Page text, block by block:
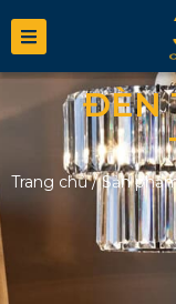
ĐÈN
Trang chủ/Sản